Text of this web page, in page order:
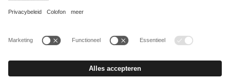
© 2026 REPA Holding GmbH. All rights reserved